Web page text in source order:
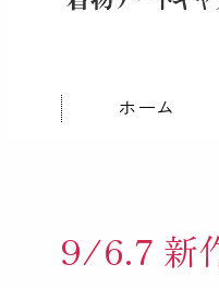
ホーム
9/6.7 新